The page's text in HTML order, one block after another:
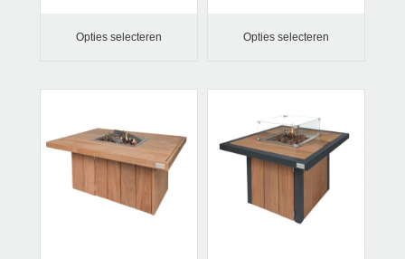
Opties selecteren Opties selecteren